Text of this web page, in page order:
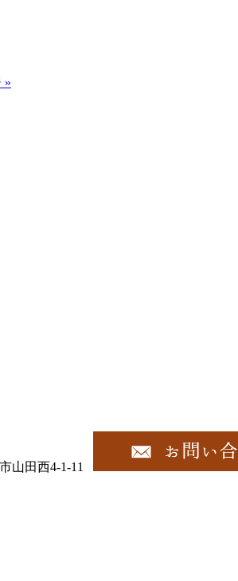
»
山田西4-1-11